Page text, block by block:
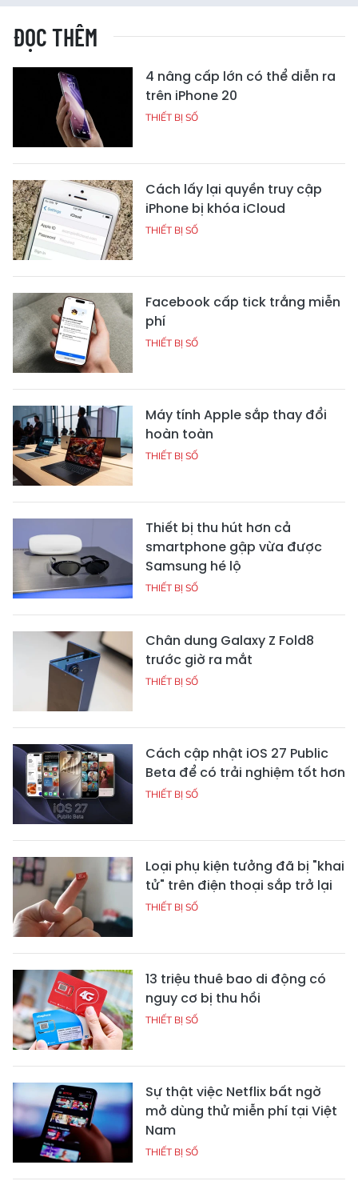
ĐỌC THÊM
4 nâng cấp lớn có thể diễn ra
trên iPhone 20
THIẾT BỊ SỐ
Cách lấy lại quyền truy cập
iPhone bị khóa iCloud
THIẾT BỊ SỐ
Facebook cấp tick trắng miễn
phí
THIẾT BỊ SỐ
Máy tính Apple sắp thay đổi
hoàn toàn
THIẾT BỊ SỐ
Thiết bị thu hút hơn cả
smartphone gập vừa được
Samsung hé lộ
THIẾT BỊ SỐ
Chân dung Galaxy Z Fold8
trước giờ ra mắt
THIẾT BỊ SỐ
Cách cập nhật iOS 27 Public
Beta để có trải nghiệm tốt hơn
THIẾT BỊ SỐ
Loại phụ kiện tưởng đã bị "khai
tử" trên điện thoại sắp trở lại
THIẾT BỊ SỐ
13 triệu thuê bao di động có
nguy cơ bị thu hồi
THIẾT BỊ SỐ
Sự thật việc Netflix bất ngờ
mở dùng thử miễn phí tại Việt
Nam
THIẾT BỊ SỐ